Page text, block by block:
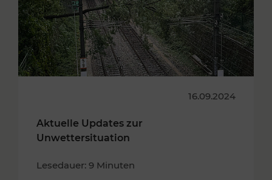
16.09.2024
Aktuelle Updates zur
Unwettersituation
Lesedauer: 9 Minuten